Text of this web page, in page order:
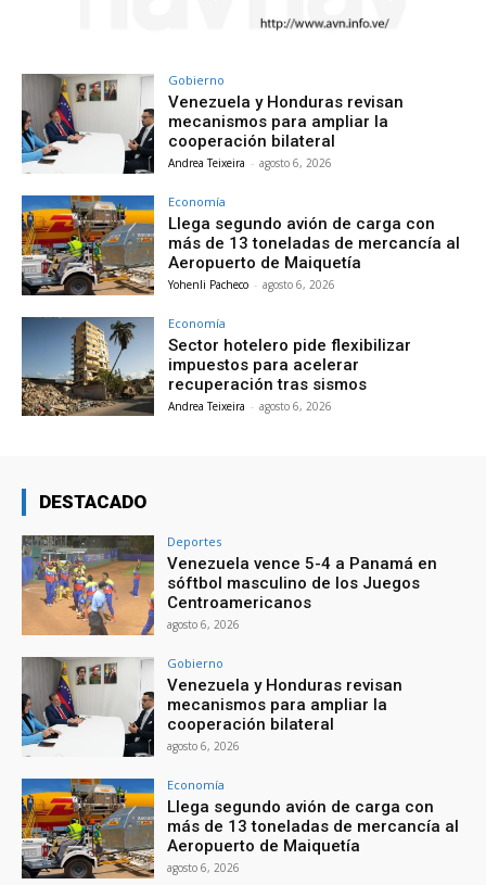
Gobierno
Venezuela y Honduras revisan
mecanismos para ampliar la
cooperación bilateral
Andrea Teixeira - agosto 6, 2026
Economía
Llega segundo avión de carga con
más de 13 toneladas de mercancía al
Aeropuerto de Maiquetía
Yohenli Pacheco - agosto 6, 2026
Economía
Sector hotelero pide flexibilizar
impuestos para acelerar
recuperación tras sismos
Andrea Teixeira - agosto 6, 2026
DESTACADO
Deportes
Venezuela vence 5-4 a Panamá en
sóftbol masculino de los Juegos
Centroamericanos
agosto 6, 2026
Gobierno
Venezuela y Honduras revisan
mecanismos para ampliar la
cooperación bilateral
agosto 6, 2026
Economía
Llega segundo avión de carga con
más de 13 toneladas de mercancía al
Aeropuerto de Maiquetía
agosto 6, 2026